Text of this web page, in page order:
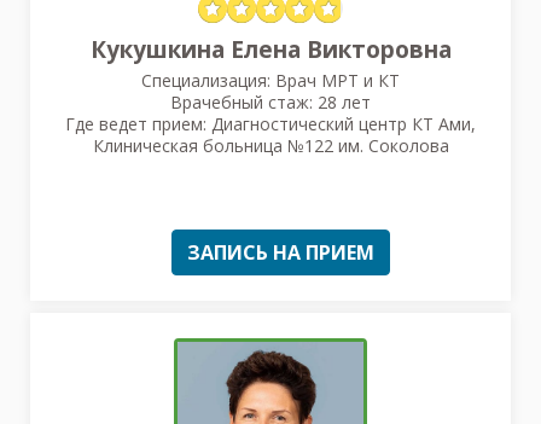
Кукушкина Елена Викторовна
Специализация: Врач МРТ и КТ
Врачебный стаж: 28 лет
Где ведет прием: Диагностический центр КТ Ами,
Клиническая больница №122 им. Соколова
ЗАПИСЬ НА ПРИЕМ